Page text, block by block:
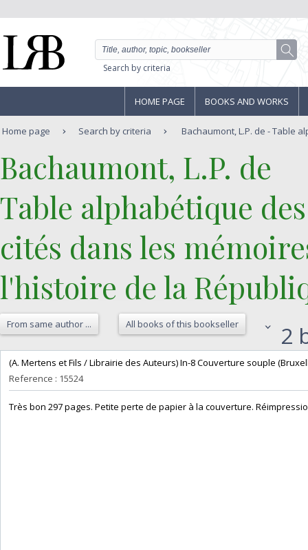
Search by criteria
HOME PAGE BOOKS AND WORKS
Home page Search by criteria Bachaumont, L.P. de - Table
‎Bachaumont, L.P. de‎
‎Table alphabétique
cités dans les
l'histoire de la
From same author ... All books of this bookseller 2
‎(A. Mertens et Fils / Librairie des Auteurs) In-8 Couverture souple
Reference : 15524
‎Très bon 297 pages. Petite perte de papier à la couverture.